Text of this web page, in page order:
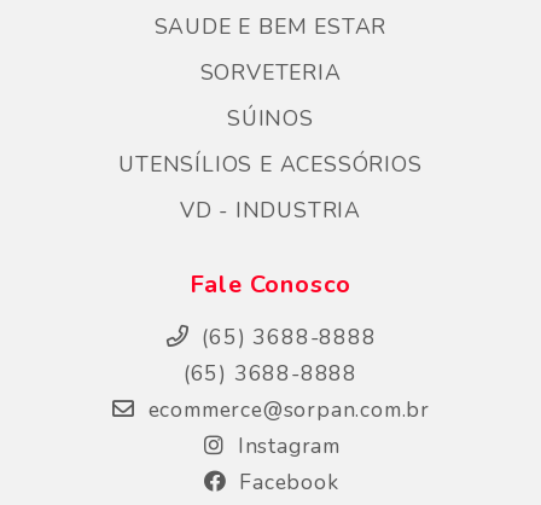
SAUDE E BEM ESTAR
SORVETERIA
SÚINOS
UTENSÍLIOS E ACESSÓRIOS
VD - INDUSTRIA
Fale Conosco
(65) 3688-8888
(65) 3688-8888
ecommerce@sorpan.com.br
Instagram
Facebook